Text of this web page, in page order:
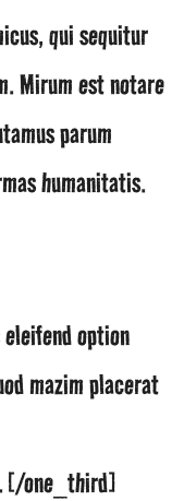
qui sequitur
Mirum est notare
parum
humanitatis.
option
mazim placerat
one_third]